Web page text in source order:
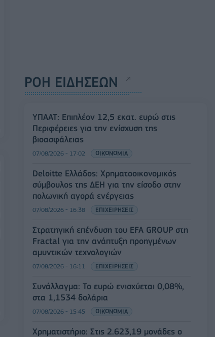
ΡΟΗ ΕΙΔΗΣΕΩΝ
ΥΠΑΑΤ: Επιπλέον 12,5 εκατ. ευρώ στις
Περιφέρειες για την ενίσχυση της
βιοασφάλειας
07/08/2026 - 17:02 ΟΙΚΟΝΟΜΙΑ
Deloitte Ελλάδος: Χρηματοοικονομικός
σύμβουλος της ΔΕΗ για την είσοδο στην
πολωνική αγορά ενέργειας
07/08/2026 - 16:38 ΕΠΙΧΕΙΡΗΣΕΙΣ
Στρατηγική επένδυση του EFA GROUP στη
Fractal για την ανάπτυξη προηγμένων
αμυντικών τεχνολογιών
07/08/2026 - 16:11 ΕΠΙΧΕΙΡΗΣΕΙΣ
Συνάλλαγμα: Το ευρώ ενισχύεται 0,08%,
στα 1,1534 δολάρια
07/08/2026 - 15:45 ΟΙΚΟΝΟΜΙΑ
Χρηματιστήριο: Στις 2.623,19 μονάδες ο